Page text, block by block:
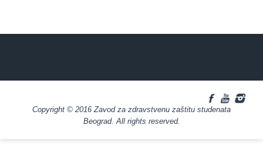
(Ћирилица) ОБАВЕШТЕЊЕ о
радном времену током празника
Copyright © 2016 Zavod za zdravstvenu zaštitu studenata
Beograd. All rights reserved.